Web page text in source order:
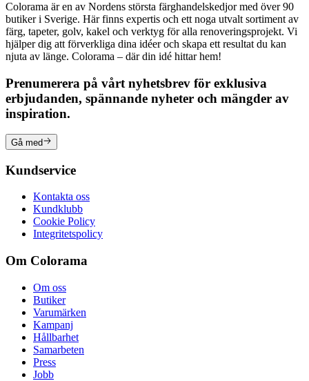
Colorama är en av Nordens största färghandelskedjor med över 90
butiker i Sverige. Här finns expertis och ett noga utvalt sortiment av
färg, tapeter, golv, kakel och verktyg för alla renoveringsprojekt. Vi
hjälper dig att förverkliga dina idéer och skapa ett resultat du kan
njuta av länge. Colorama – där din idé hittar hem!
Prenumerera på vårt nyhetsbrev för exklusiva
erbjudanden, spännande nyheter och mängder av
inspiration.
Gå med
Kundservice
Kontakta oss
Kundklubb
Cookie Policy
Integritetspolicy
Om Colorama
Om oss
Butiker
Varumärken
Kampanj
Hållbarhet
Samarbeten
Press
Jobb